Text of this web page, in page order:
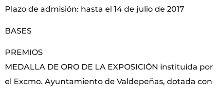
Plazo de admisión: hasta el 14 de julio de 2017
BASES
PREMIOS
MEDALLA DE ORO DE LA EXPOSICIÓN instituida por
el Excmo. Ayuntamiento de Valdepeñas, dotada con